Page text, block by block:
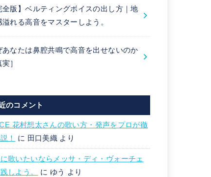
全版】ベルティングボイスの出し方｜地
溢れる高音をマスターしよう。
あなたは鼻腔共鳴で高音を出せないのか
実］
のコメント
花村想太さんの歌い方・発声をプロが徹
！
に 田口美織 より
歌いたいならメッサ・ディ・ヴォーチェ
しよう。
に ゆう より